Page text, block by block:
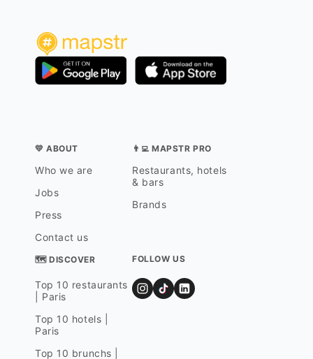
💛 ABOUT
Who we are
Jobs
Press
Contact us
👨‍💻 MAPSTR PRO
Restaurants, hotels
& bars
Brands
🗺 DISCOVER
Top 10 restaurants
| Paris
Top 10 hotels |
Paris
Top 10 brunchs |
FOLLOW US